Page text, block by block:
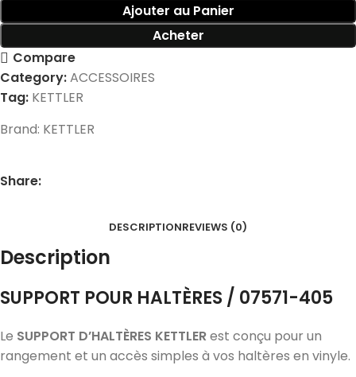
Ajouter au Panier
Acheter
Compare
Category:ACCESSOIRES
Tag: KETTLER
Brand: KETTLER
Share:
DESCRIPTIONREVIEWS (0)
Description
SUPPORT POUR HALTÈRES / 07571-405
Le SUPPORT D’HALTÈRES KETTLERest conçu pour un
rangement et un accès simples à vos haltères en vinyle.